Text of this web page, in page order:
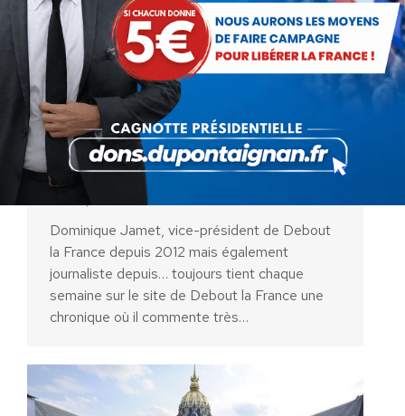
Jamet le dimanche ! – La
débandade
Actualités ParDebout La France
25 septembre 2016
Dominique Jamet, vice-président de Debout
la France depuis 2012 mais également
journaliste depuis… toujours tient chaque
semaine sur le site de Debout la France une
chronique où il commente très…